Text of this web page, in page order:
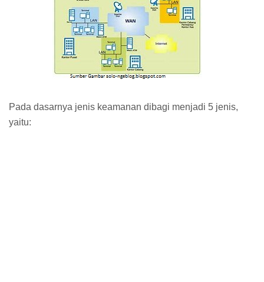
Pada dasarnya jenis keamanan dibagi menjadi 5 jenis,
yaitu: